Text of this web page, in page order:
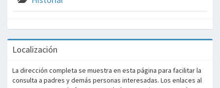
Localización
La dirección completa se muestra en esta página para facilitar la
consulta a padres y demás personas interesadas. Los enlaces al